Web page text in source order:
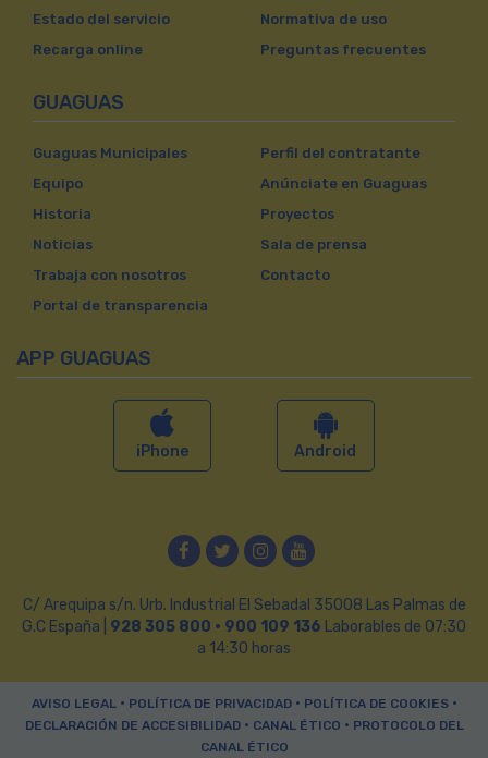
Estado del servicio
Recarga online
Normativa de uso
Preguntas frecuentes
GUAGUAS
Guaguas Municipales
Equipo
Historia
Noticias
Trabaja con nosotros
Portal de transparencia
Perfil del contratante
Anúnciate en Guaguas
Proyectos
Sala de prensa
Contacto
APP GUAGUAS
iPhone Android
FacebookTwitterInstagram
YouTube
C/ Arequipa s/n. Urb. Industrial El Sebadal 35008 Las Palmas de
G.C España | 928 305 800 · 900 109 136 Laborables de 07:30
a 14:30 horas
AVISO LEGAL• POLÍTICA DE PRIVACIDAD• POLÍTICA DE COOKIES•
DECLARACIÓN DE ACCESIBILIDAD• CANAL ÉTICO • PROTOCOLO DEL
CANAL ÉTICO